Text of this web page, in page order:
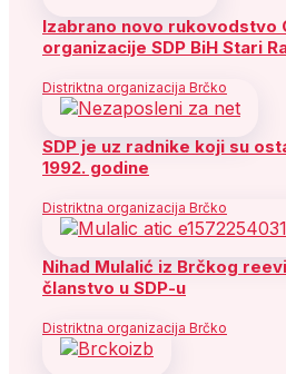
Izabrano novo rukovodstvo
organizacije SDP BiH Stari
Distriktna organizacija Brčko
SDP je uz radnike koji su
1992. godine
Distriktna organizacija Brčko
Nihad Mulalić iz Brčkog
članstvo u SDP-u
Distriktna organizacija Brčko